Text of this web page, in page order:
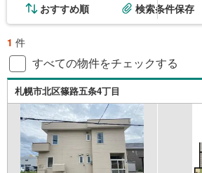
おすすめ順 検索条件保存
1 件
すべての物件をチェックする
札幌市北区篠路五条4丁目